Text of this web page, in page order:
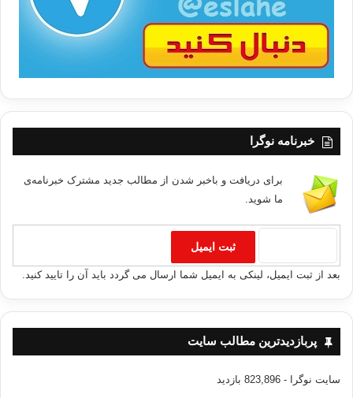
خبرنامه نوگرا
برای دریافت و باخبر شدن از مطالب جدید مشترک خبرنامه‌ی
ما شوید.
بعد از ثبت ایمیل، لینکی به ایمیل شما ارسال می گردد باید آن را تایید کنید.
پربازدیدترین مطالب سایت
سایت نوگرا - 823,896 بازدید